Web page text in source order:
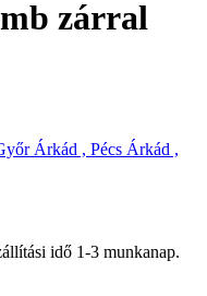
zárral
Árkád , Pécs Árkád ,
idő 1-3 munkanap.